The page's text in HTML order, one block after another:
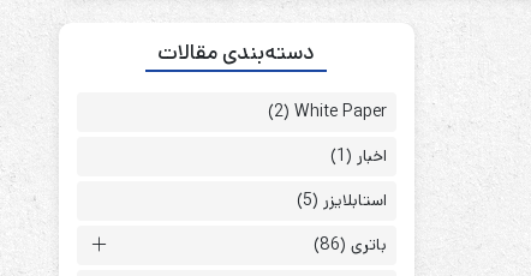
کابینت باتری 48 ولت
کابینت باتری 96 ولت
کابینت باتری 240 ولت
دسته‌بندی مقالات
White Paper
(2)
اخبار (1)
استابلایزر (5)
باتری(86)